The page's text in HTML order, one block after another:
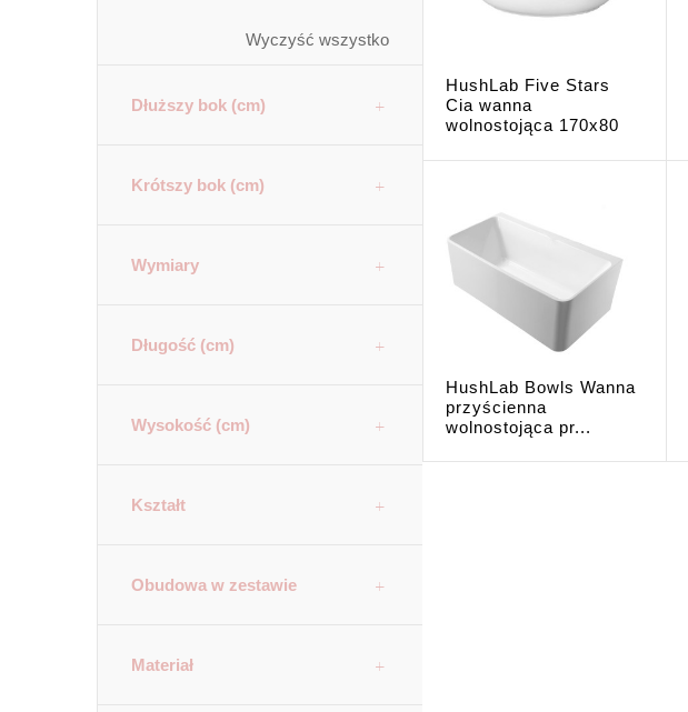
Wyczyść wszystko
Dłuższy bok (cm)
Krótszy bok (cm)
Wymiary
Długość (cm)
Wysokość (cm)
Kształt
Obudowa w zestawie
Materiał
HushLab Five Stars
Cia wanna
wolnostojąca 170x80
HushLab Bowls Wanna
przyścienna
wolnostojąca pr...